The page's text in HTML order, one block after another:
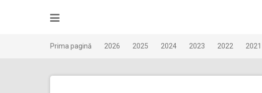
Prima pagină 2026 2025 2024 2023 2022 2021